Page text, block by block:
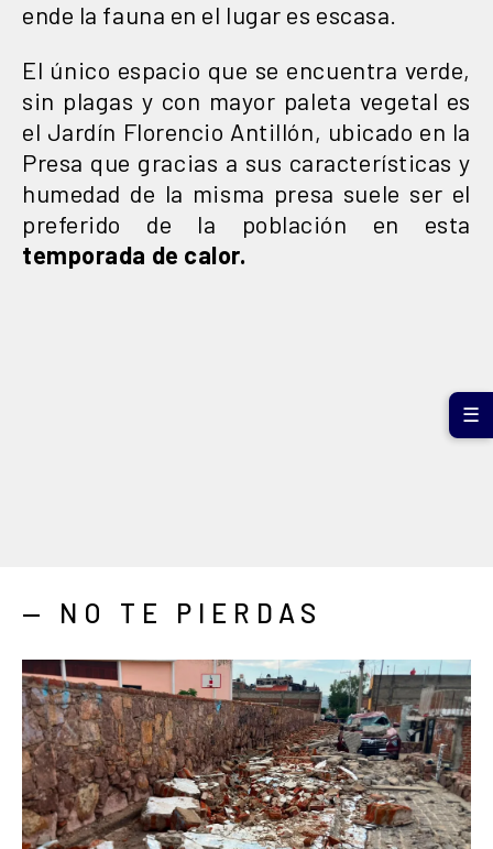
ende la fauna en el lugar es escasa.
El único espacio que se encuentra verde,
sin plagas y con mayor paleta vegetal es
el Jardín Florencio Antillón, ubicado en la
Presa que gracias a sus características y
humedad de la misma presa suele ser el
preferido de la población en esta
temporada de calor.
— NO TE PIERDAS
☰